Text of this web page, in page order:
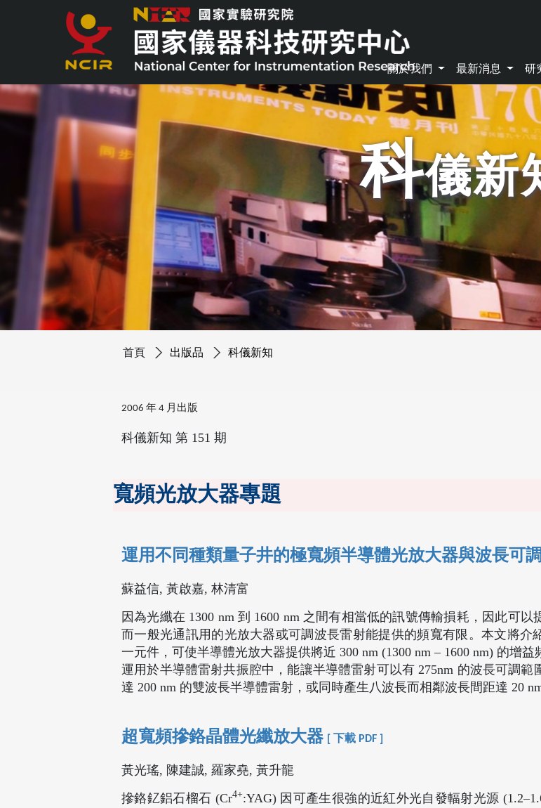
關於我們 最新消息 研
科儀新
首頁 出版品 科儀新知
2006 年 4 月出版
科儀新知 第 151 期
寬頻光放大器專題
運用不同種類量子井的極寬頻半導體光放大器與波長可
蘇益信, 黃啟嘉, 林清富
因為光纖在 1300 nm 到 1600 nm 之間有相當低的訊號傳輸損耗，因此可
而一般光通訊用的光放大器或可調波長雷射能提供的頻寬有限。本文將介
一元件，可使半導體光放大器提供將近 300 nm (1300 nm – 1600 nm) 的增
運用於半導體雷射共振腔中，能讓半導體雷射可以有 275nm 的波長可調範
達 200 nm 的雙波長半導體雷射，或同時產生八波長而相鄰波長間距達 20
超寬頻摻鉻晶體光纖放大器 [ 下載 PDF ]
黃光瑤, 陳建誠, 羅家堯, 黃升龍
摻鉻釔鋁石榴石 (Cr4+:YAG) 因可產生很強的近紅外光自發輻射光源